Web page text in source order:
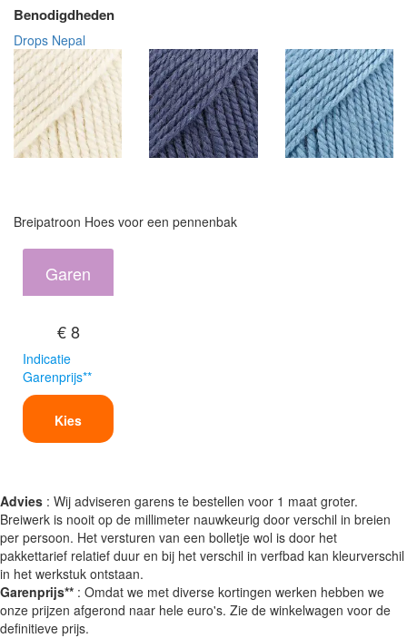
Benodigdheden
Drops Nepal
Breipatroon Hoes voor een pennenbak
Garen
€ 8
Indicatie
Garenprijs**
Kies
Advies : Wij adviseren garens te bestellen voor 1 maat groter.
Breiwerk is nooit op de millimeter nauwkeurig door verschil in breien
per persoon. Het versturen van een bolletje wol is door het
pakkettarief relatief duur en bij het verschil in verfbad kan kleurverschil
in het werkstuk ontstaan.
Garenprijs** : Omdat we met diverse kortingen werken hebben we
onze prijzen afgerond naar hele euro's. Zie de winkelwagen voor de
definitieve prijs.